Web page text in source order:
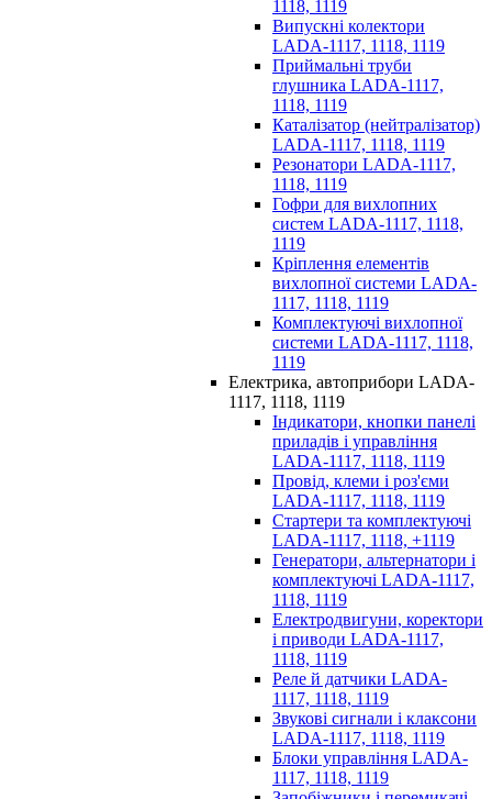
1118, 1119
Випускні колектори
LADA-1117, 1118, 1119
Приймальні труби
глушника LADA-1117,
1118, 1119
Каталізатор (нейтралізатор)
LADA-1117, 1118, 1119
Резонатори LADA-1117,
1118, 1119
Гофри для вихлопних
систем LADA-1117, 1118,
1119
Кріплення елементів
вихлопної системи LADA-
1117, 1118, 1119
Комплектуючі вихлопної
системи LADA-1117, 1118,
1119
Електрика, автоприбори LADA-
1117, 1118, 1119
Індикатори, кнопки панелі
приладів і управління
LADA-1117, 1118, 1119
Провід, клеми і роз'єми
LADA-1117, 1118, 1119
Стартери та комплектуючі
LADA-1117, 1118, +1119
Генератори, альтернатори і
комплектуючі LADA-1117,
1118, 1119
Електродвигуни, коректори
і приводи LADA-1117,
1118, 1119
Реле й датчики LADA-
1117, 1118, 1119
Звукові сигнали і клаксони
LADA-1117, 1118, 1119
Блоки управління LADA-
1117, 1118, 1119